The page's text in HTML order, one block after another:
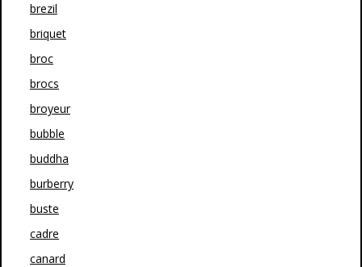
brezil
briquet
broc
brocs
broyeur
bubble
buddha
burberry
buste
cadre
canard